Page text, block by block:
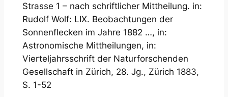
Strasse 1 – nach schriftlicher Mittheilung. in:
Rudolf Wolf: LIX. Beobachtungen der
Sonnenflecken im Jahre 1882 …, in:
Astronomische Mittheilungen, in:
Vierteljahrsschrift der Naturforschenden
Gesellschaft in Zürich, 28. Jg., Zürich 1883,
S. 1-52